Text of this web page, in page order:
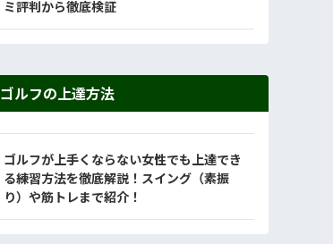
ミ評判から徹底検証
ゴルフの上達方法
ゴルフが上手くならない女性でも上達でき
る練習方法を徹底解説！スイング（素振
り）や筋トレまで紹介！